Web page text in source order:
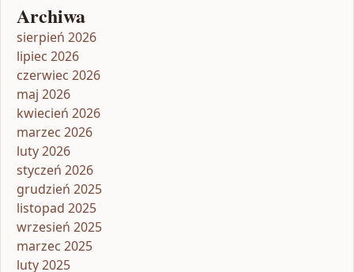
Archiwa
sierpień 2026
lipiec 2026
czerwiec 2026
maj 2026
kwiecień 2026
marzec 2026
luty 2026
styczeń 2026
grudzień 2025
listopad 2025
wrzesień 2025
marzec 2025
luty 2025